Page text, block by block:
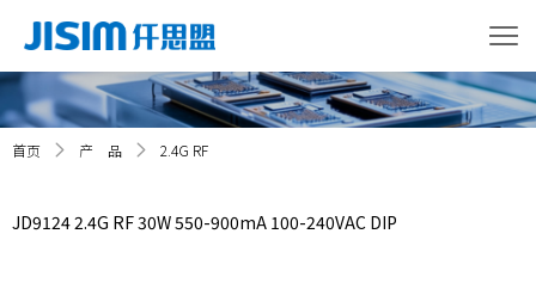
首页 产 品 2.4G RF
JD9124 2.4G RF 30W 550-900mA 100-240VAC DIP